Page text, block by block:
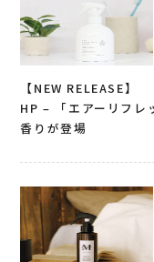
【NEW RELEASE】
HP – 「エアーリフレ
香りが登場